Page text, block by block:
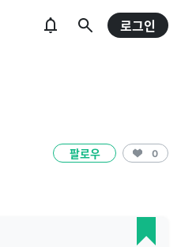
로그인
팔로우 0